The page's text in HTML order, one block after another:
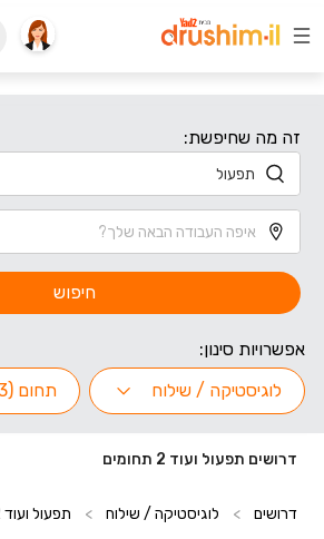
זה מה שחיפשת:
חיפוש
אפשרויות סינון:
לוגיסטיקה / שילוח
תחום (3)
דרושים תפעול ועוד 2 תחומים
דרושים > לוגיסטיקה / שילוח > תפעול ועוד 2 תחומים